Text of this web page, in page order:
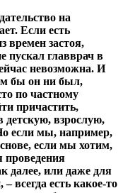
на
Если есть
времен застоя,
пускал главврач в
невозможна. И
бы он ни был,
по частному
причастить,
детскую, взрослую,
если мы, например,
если мы хотим,
далее, или даже для
всегда есть какое-то